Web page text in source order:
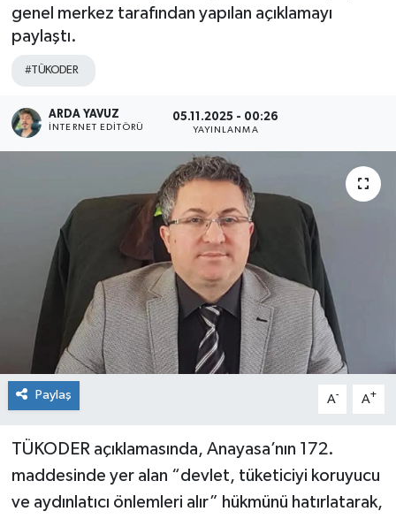
genel merkez tarafından yapılan açıklamayı
paylaştı.
#TÜKODER
ARDA YAVUZ
İNTERNET EDITÖRÜ
05.11.2025 - 00:26
YAYINLANMA
Paylaş A- A+
TÜKODER açıklamasında, Anayasa’nın 172.
maddesinde yer alan “devlet, tüketiciyi koruyucu
ve aydınlatıcı önlemleri alır” hükmünü hatırlatarak,
ULUSAL
İLÇELERİMİZ
RESMİ İLAN